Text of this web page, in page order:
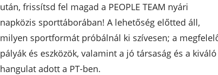
után, frissítsd fel magad a PEOPLE TEAM nyári
napközis sporttáborában! A lehetőség előtted áll,
milyen sportformát próbálnál ki szívesen; a
pályák és eszközök, valamint a jó társaság és a kiváló
hangulat adott a PT-ben.